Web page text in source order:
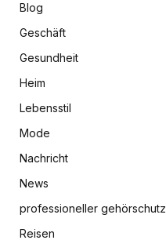
Blog
Geschäft
Gesundheit
Heim
Lebensstil
Mode
Nachricht
News
professioneller gehörschutz
Reisen